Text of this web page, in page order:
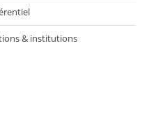
& institutions